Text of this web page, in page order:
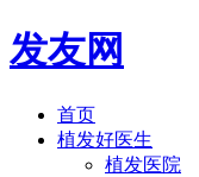
发友网
首页
植发好医生
植发医院